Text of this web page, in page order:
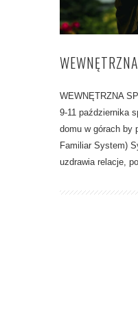
WEWNĘTRZNA
9-11 października
domu w górach by
Familiar System)
uzdrawia relacje,